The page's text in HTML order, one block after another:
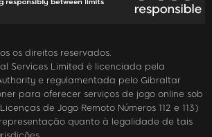
os direitos reservados.
Services Limited é licenciada pela
e regulamentada pelo Gibraltar
para oferecer serviços de jogo online sob
de Jogo Remoto Números 112 e 113)
quanto à legalidade de tais